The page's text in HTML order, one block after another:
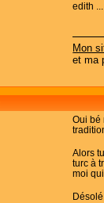
edith
Mon
et ma
Oui bé
Alors
turc à
moi